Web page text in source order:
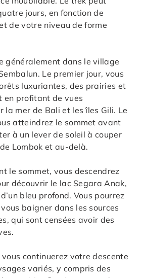
jours, en fonction de
de votre niveau de forme
généralement dans le village
Le premier jour, vous
luxuriantes, des prairies et
en profitant de vues
la mer de Bali et les îles Gili. Le
atteindrez le sommet avant
à un lever de soleil à couper
Lombok et au-delà.
le sommet, vous descendrez
découvrir le lac Segara Anak,
bleu profond. Vous pourrez
baigner dans les sources
qui sont censées avoir des
continuerez votre descente
variés, y compris des